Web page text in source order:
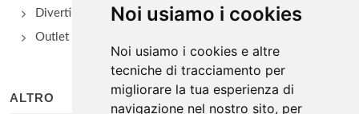
Noi usiamo i cookies
Noi usiamo i cookies e altre
tecniche di tracciamento per
migliorare la tua esperienza di
navigazione nel nostro sito, per
Divertimento e Natura
Outlet e spacci aziendali
ALTRO